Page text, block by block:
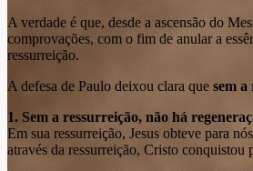
A verdade é que, desde a ascensão do
comprovações, com o fim de anular a
ressurreição.
A defesa de Paulo deixou clara que sem
1. Sem a ressurreição, não há
Em sua ressurreição, Jesus obteve para
através da ressurreição, Cristo